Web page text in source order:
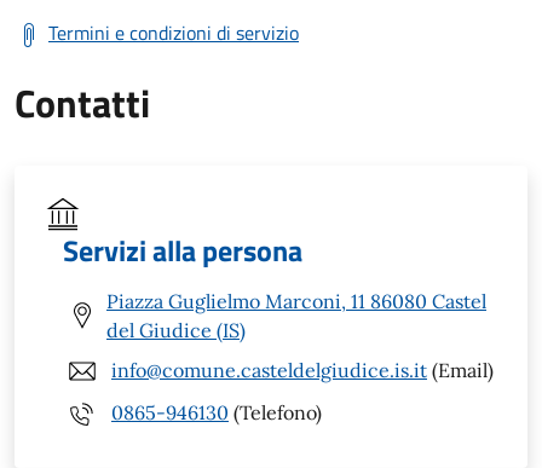
Termini e condizioni di servizio
Contatti
Servizi alla persona
Piazza Guglielmo Marconi, 11 86080 Castel
del Giudice (IS)
info@comune.casteldelgiudice.is.it (Email)
0865-946130 (Telefono)